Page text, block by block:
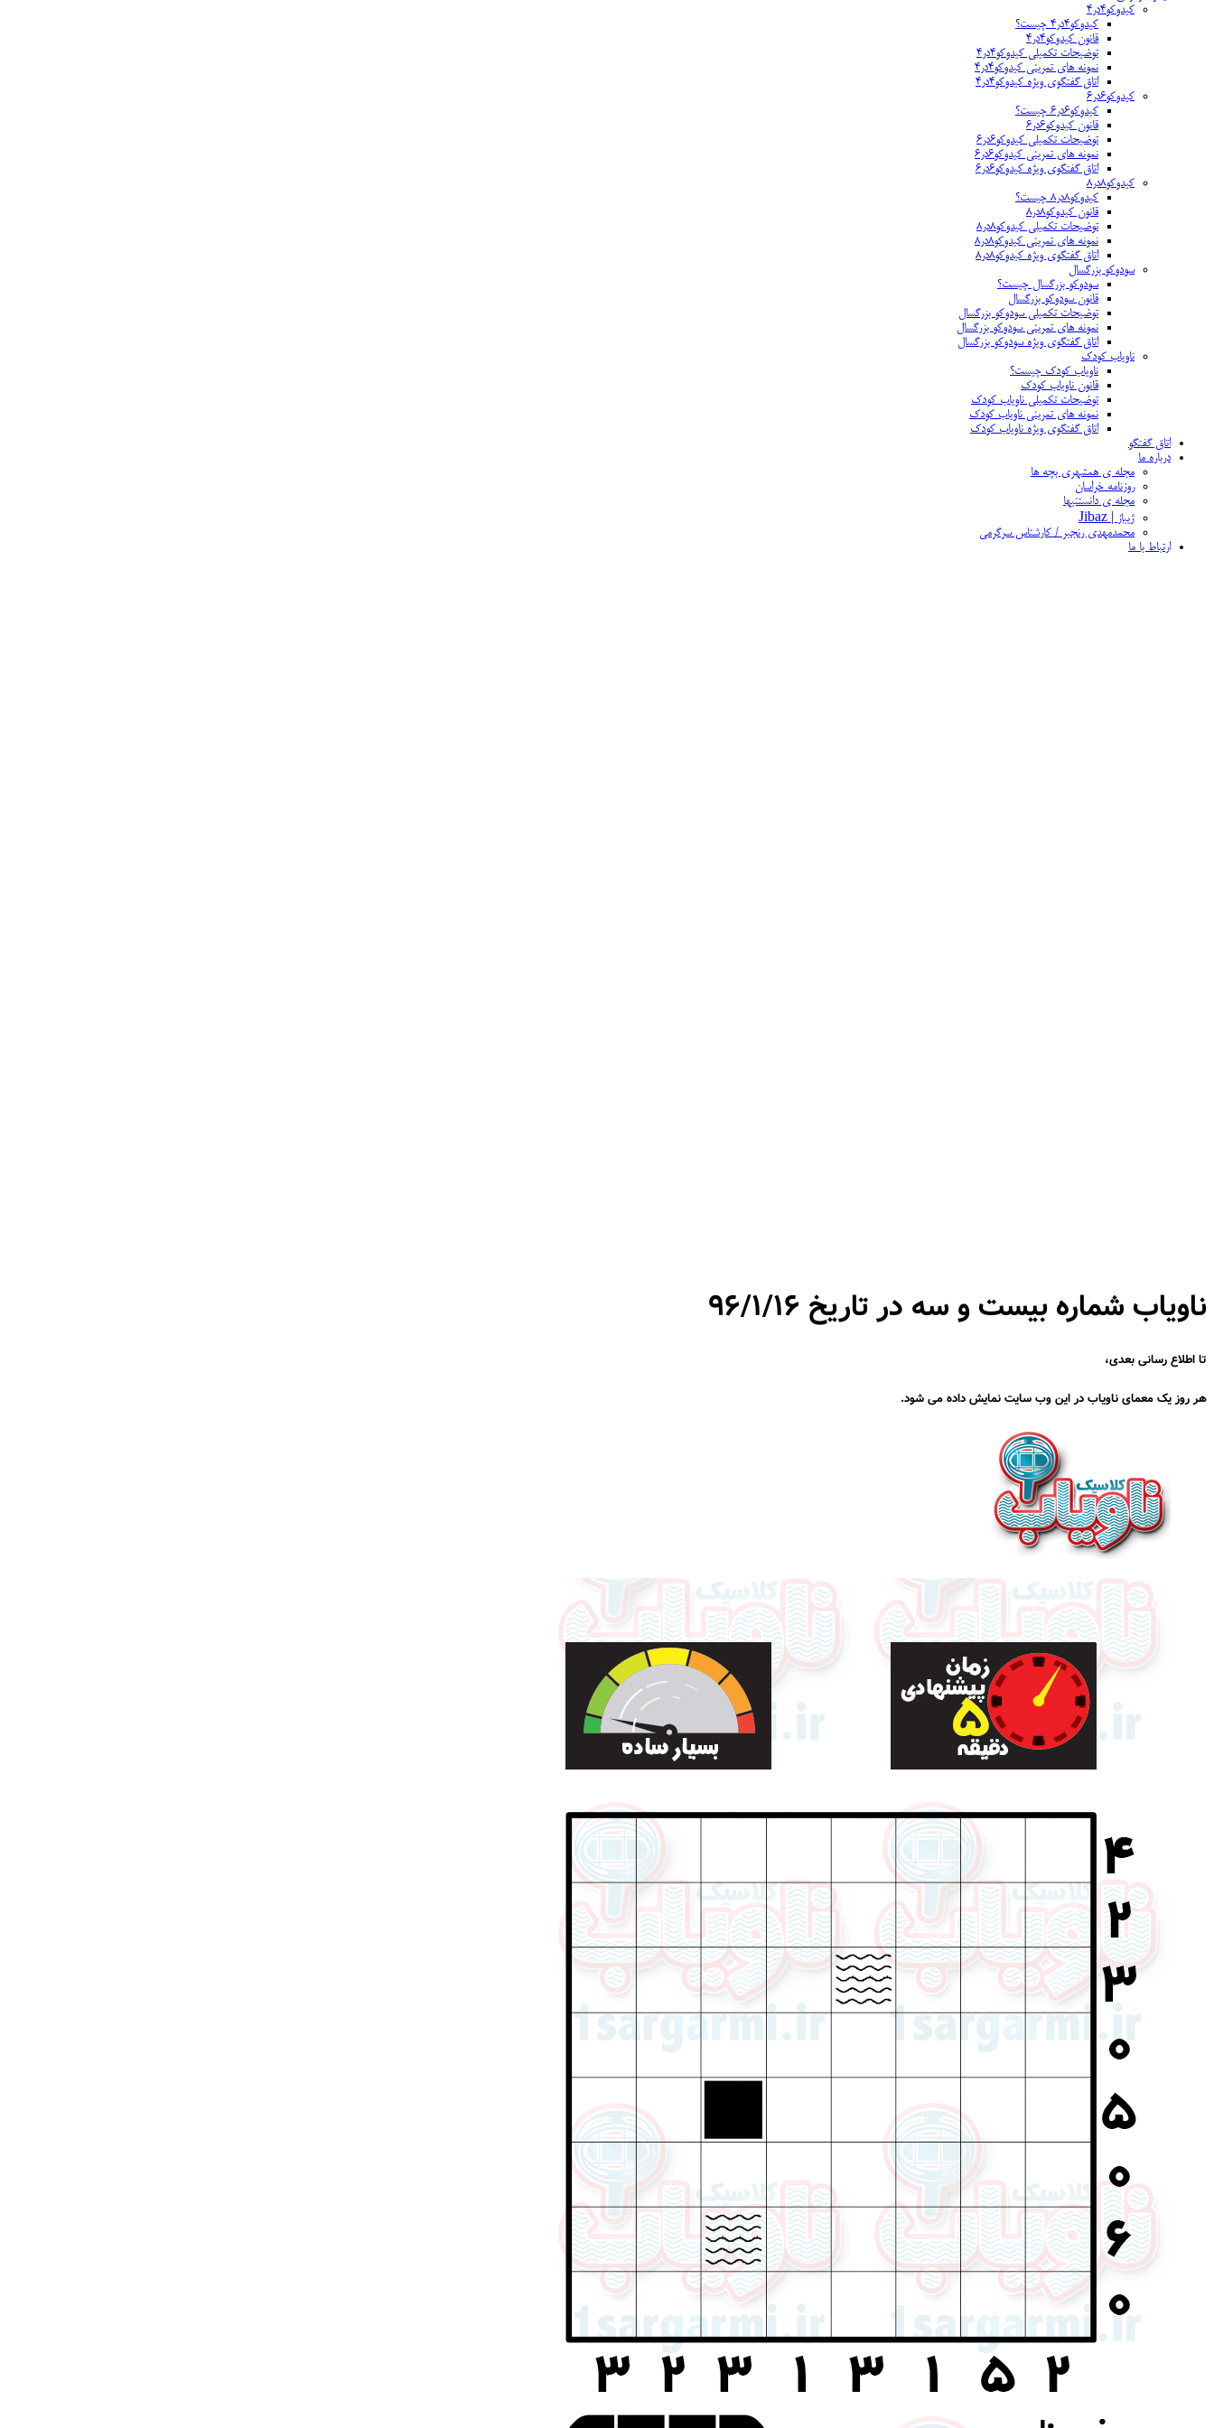
کیدوکو۴در۴
کیدوکو۴در۴ چیست؟
قانون کیدوکو۴در۴
توضیحات تکمیلی کیدوکو۴در۴
نمونه های تمرینی کیدوکو۴در۴
اتاق گفتگوی ویژه کیدوکو۴در۴
کیدوکو۶در۶
کیدوکو۶در۶ چیست؟
قانون کیدوکو۶در۶
توضیحات تکمیلی کیدوکو۶در۶
نمونه های تمرینی کیدوکو۶در۶
اتاق گفتگوی ویژه کیدوکو۶در۶
کیدوکو۸در۸
کیدوکو۸در۸ چیست؟
قانون کیدوکو۸در۸
توضیحات تکمیلی کیدوکو۸در۸
نمونه های تمرینی کیدوکو۸در۸
اتاق گفتگوی ویژه کیدوکو۸در۸
سودوکو بزرگسال
سودوکو بزرگسال چیست؟
قانون سودوکو بزرگسال
توضیحات تکمیلی سودوکو بزرگسال
نمونه های تمرینی سودوکو بزرگسال
اتاق گفتگوی ویژه سودوکو بزرگسال
ناویاب کودک
ناویاب کودک چیست؟
قانون ناویاب کودک
توضیحات تکمیلی ناویاب کودک
نمونه های تمرینی ناویاب کودک
اتاق گفتگوی ویژه ناویاب کودک
اتاق گفتگو
درباره ما
مجله ی همشهری بچه ها
روزنامه خراسان
مجله ی دانستنیها
ژیباز | Jibaz
محمدمهدی رنجبر / کارشناس سرگرمی
ارتباط با ما
ناویاب شماره بیست و سه در تاریخ ۹۶/۱/۱۶
تا اطلاع رسانی بعدی،
هر روز یک معمای ناویاب در این وب سایت نمایش داده می شود.